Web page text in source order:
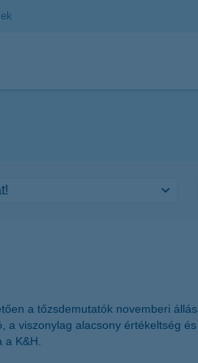
a tőzsdemutatók novemberi
viszonylag alacsony értékeltség
K&H.